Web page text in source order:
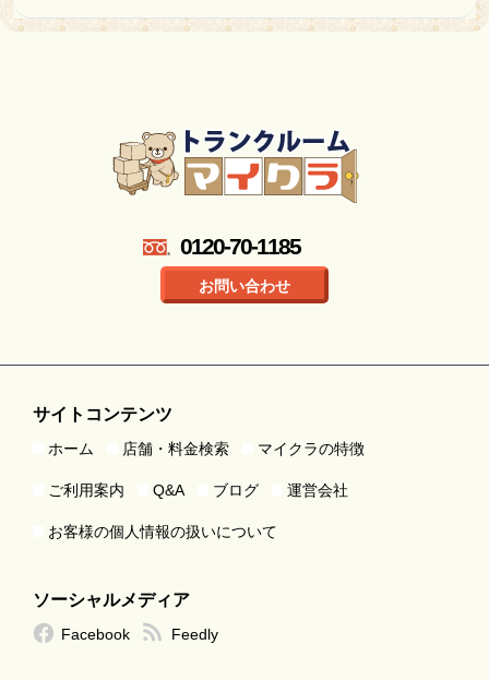
0120-70-1185
お問い合わせ
サイトコンテンツ
ホーム 店舗・料金検索 マイクラの特徴
ご利用案内 Q&A ブログ 運営会社
お客様の個人情報の扱いについて
ソーシャルメディア
Facebook Feedly